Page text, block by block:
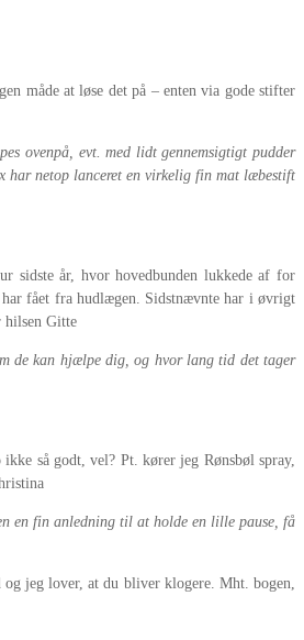
måde at løse det på – enten via gode stifter
ovenpå, evt. med lidt gennemsigtigt pudder
har netop lanceret en virkelig fin mat læbestift
sidste år, hvor hovedbunden lukkede af for
fået fra hudlægen. Sidstnævnte har i øvrigt
hilsen Gitte
de kan hjælpe dig, og hvor lang tid det tager
så godt, vel? Pt. kører jeg Rønsbøl spray,
en fin anledning til at holde en lille pause, få
jeg lover, at du bliver klogere. Mht. bogen,